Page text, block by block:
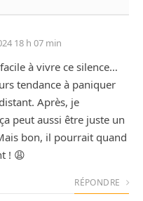
18 h 07 min
à vivre ce silence…
tendance à paniquer
Après, je
peut aussi être juste un
bon, il pourrait quand
! 😩
RÉPONDRE